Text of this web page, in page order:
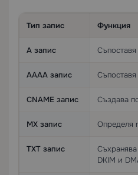
Тип запис Функция
A запис
AAAA запис
CNAME запис Създава
MX запис Определя
TXT запис
DKIM и